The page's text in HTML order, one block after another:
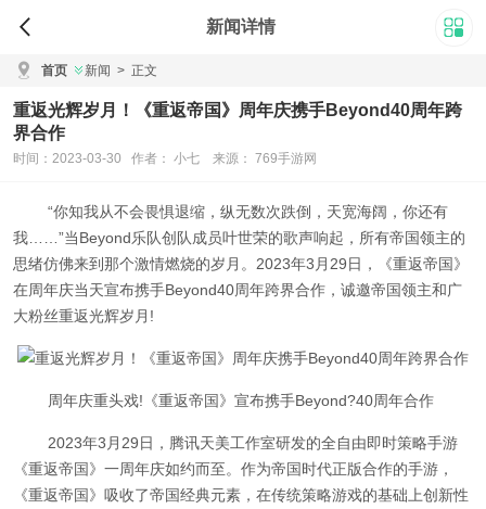
新闻详情
首页 新闻 > 正文
重返光辉岁月！《重返帝国》周年庆携手Beyond40周年跨
界合作
时间：2023-03-30 作者： 小七 来源： 769手游网
“你知我从不会畏惧退缩，纵无数次跌倒，天宽海阔，你还有
我……”当Beyond乐队创队成员叶世荣的歌声响起，所有帝国领主的
思绪仿佛来到那个激情燃烧的岁月。2023年3月29日，《重返帝国》
在周年庆当天宣布携手Beyond40周年跨界合作，诚邀帝国领主和广
大粉丝重返光辉岁月!
周年庆重头戏!《重返帝国》宣布携手Beyond?40周年合作
2023年3月29日，腾讯天美工作室研发的全自由即时策略手游
《重返帝国》一周年庆如约而至。作为帝国时代正版合作的手游，
《重返帝国》吸收了帝国经典元素，在传统策略游戏的基础上创新性